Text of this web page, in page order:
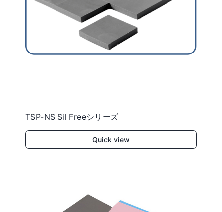
TSP-NS Sil Freeシリーズ
Quick view